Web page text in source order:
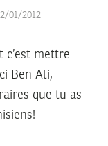
01/2012
c’est mettre
Ben Ali,
que tu as